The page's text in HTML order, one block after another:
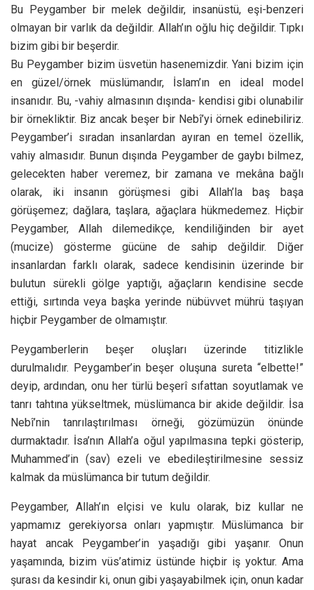
Bu Peygamber bir melek değildir, insanüstü, eşi-benzeri
olmayan bir varlık da değildir. Allah’ın oğlu hiç değildir. Tıpkı
bizim gibi bir beşerdir.
Bu Peygamber bizim üsvetün hasenemizdir. Yani bizim için
en güzel/örnek müslümandır, İslam’ın en ideal model
insanıdır. Bu, -vahiy almasının dışında- kendisi gibi olunabilir
bir örnekliktir. Biz ancak beşer bir Nebî’yi örnek edinebiliriz.
Peygamber’i sıradan insanlardan ayıran en temel özellik,
vahiy almasıdır. Bunun dışında Peygamber de gaybı bilmez,
gelecekten haber veremez, bir zamana ve mekâna bağlı
olarak, iki insanın görüşmesi gibi Allah’la baş başa
görüşemez; dağlara, taşlara, ağaçlara hükmedemez. Hiçbir
Peygamber, Allah dilemedikçe, kendiliğinden bir ayet
(mucize) gösterme gücüne de sahip değildir. Diğer
insanlardan farklı olarak, sadece kendisinin üzerinde bir
bulutun sürekli gölge yaptığı, ağaçların kendisine secde
ettiği, sırtında veya başka yerinde nübüvvet mührü taşıyan
hiçbir Peygamber de olmamıştır.
Peygamberlerin beşer oluşları üzerinde titizlikle
durulmalıdır. Peygamber’in beşer oluşuna sureta “elbette!”
deyip, ardından, onu her türlü beşerî sıfattan soyutlamak ve
tanrı tahtına yükseltmek, müslümanca bir akide değildir. İsa
Nebî’nin tanrılaştırılması örneği, gözümüzün önünde
durmaktadır. İsa’nın Allah’a oğul yapılmasına tepki gösterip,
Muhammed’in (sav) ezeli ve ebedileştirilmesine sessiz
kalmak da müslümanca bir tutum değildir.
Peygamber, Allah’ın elçisi ve kulu olarak, biz kullar ne
yapmamız gerekiyorsa onları yapmıştır. Müslümanca bir
hayat ancak Peygamber’in yaşadığı gibi yaşanır. Onun
yaşamında, bizim vüs’atimiz üstünde hiçbir iş yoktur. Ama
şurası da kesindir ki, onun gibi yaşayabilmek için, onun kadar